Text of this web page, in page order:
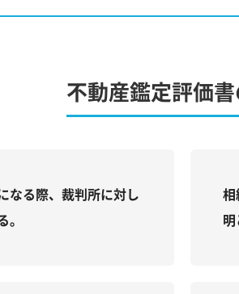
不動産鑑定評価
なる際、裁判所に対し
相
明